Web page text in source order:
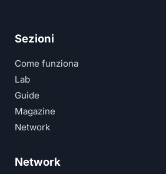
Sezioni
Come funziona
Lab
Guide
Magazine
Network
Network